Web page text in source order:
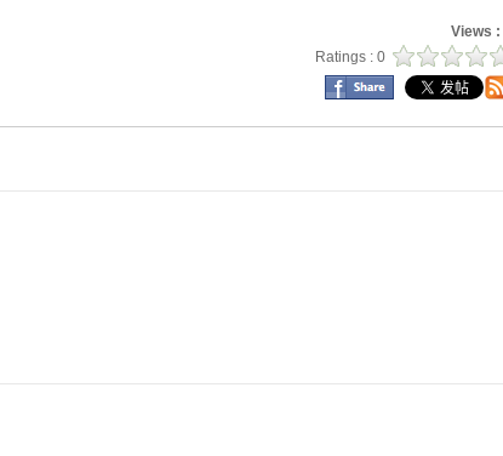
Views :
Ratings : 0